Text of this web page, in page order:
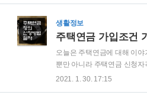
를 지원해주는 사업이다. 대
교통비 부담을 완화한다는 명
록상으로 경기도에 전입 및
기도 소재 대중교통을 교통
청소년(만13세~23세)은 모두
교통비 지원금액 6개월마다
생활정보
오늘은 주택연금에 대해 이
뿐만 아니라 주택연금 신청
알아볼 예정이다. 부동산 자
2021. 1. 30. 17:15